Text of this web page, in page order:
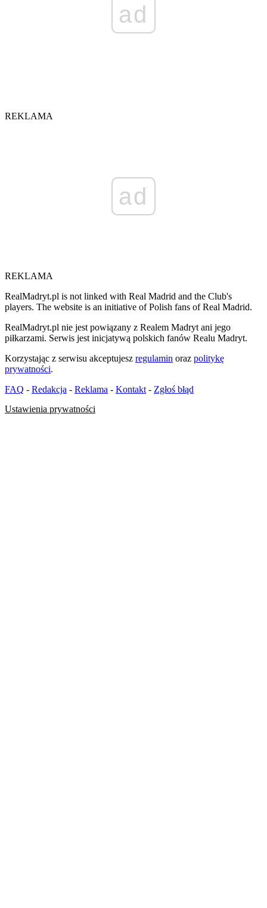
ad
REKLAMA
ad
REKLAMA
RealMadryt.pl is not linked with Real Madrid and the Club's
players. The website is an initiative of Polish fans of Real Madrid.
RealMadryt.pl nie jest powiązany z Realem Madryt ani jego
piłkarzami. Serwis jest inicjatywą polskich fanów Realu Madryt.
Korzystając z serwisu akceptujesz regulamin oraz politykę
prywatności.
FAQ - Redakcja - Reklama - Kontakt - Zgłoś błąd
Ustawienia prywatności